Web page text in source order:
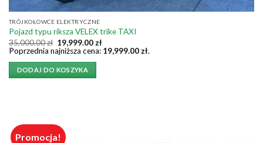
TRÓJKOŁOWCE ELEKTRYCZNE
Pojazd typu riksza VELEX trike TAXI
35,000.00zł Pierwotna
cena
wynosiła:
35,000.00 zł.
19,999.00 złAktualna
cena
wynosi:
Poprzednia najniższa cena: 19,999.00 zł.
DODAJ DO KOSZYKA
Promocja!